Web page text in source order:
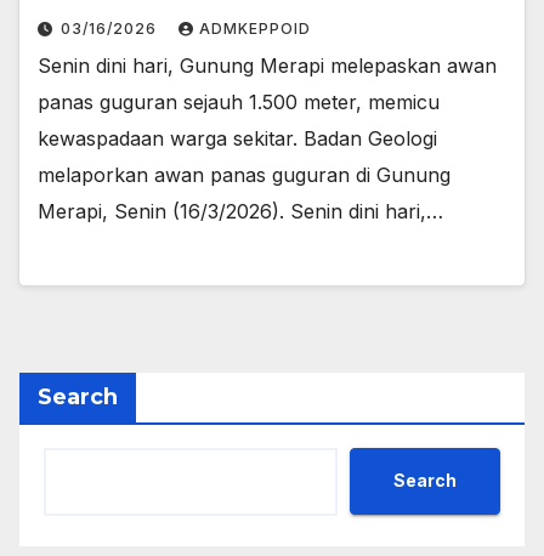
03/16/2026 ADMKEPPOID
Senin dini hari, Gunung Merapi melepaskan awan
panas guguran sejauh 1.500 meter, memicu
kewaspadaan warga sekitar. Badan Geologi
melaporkan awan panas guguran di Gunung
Merapi, Senin (16/3/2026). Senin dini hari,…
Search
Search